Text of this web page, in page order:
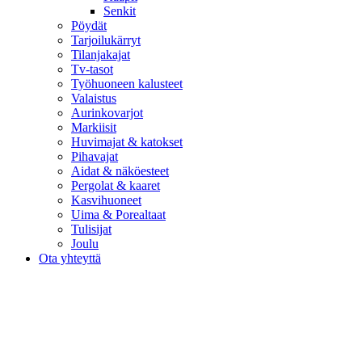
Senkit
Pöydät
Tarjoilukärryt
Tilanjakajat
Tv-tasot
Työhuoneen kalusteet
Valaistus
Aurinkovarjot
Markiisit
Huvimajat & katokset
Pihavajat
Aidat & näköesteet
Pergolat & kaaret
Kasvihuoneet
Uima & Porealtaat
Tulisijat
Joulu
Ota yhteyttä